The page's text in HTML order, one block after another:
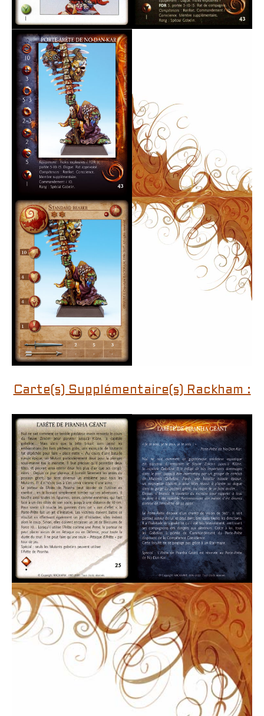
Carte(s) Supplémentaire(s) Rackham :